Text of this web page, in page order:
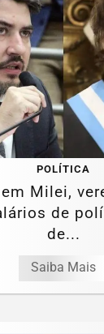
POLÍTICA
Milei,
de
de...
Saiba Mais